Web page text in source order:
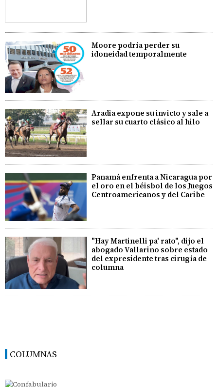
Moore podría perder su
idoneidad temporalmente
Aradia expone su invicto y sale a
sellar su cuarto clásico al hilo
Panamá enfrenta a Nicaragua por
el oro en el béisbol de los Juegos
Centroamericanos y del Caribe
"Hay Martinelli pa' rato", dijo el
abogado Vallarino sobre estado
del expresidente tras cirugía de
columna
COLUMNAS